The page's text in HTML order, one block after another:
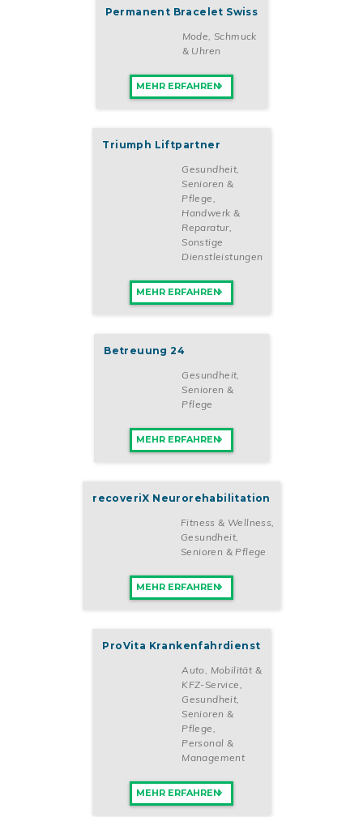
Permanent Bracelet Swiss
Mode, Schmuck
& Uhren
MEHR ERFAHREN
Triumph Liftpartner
Gesundheit,
Senioren &
Pflege
Handwerk &
Reparatur,
Sonstige
Dienstleistungen
MEHR ERFAHREN
Betreuung 24
Gesundheit,
Senioren &
Pflege
MEHR ERFAHREN
recoveriX Neurorehabilitation
Fitness & Wellness
Gesundheit,
Senioren & Pflege
MEHR ERFAHREN
ProVita Krankenfahrdienst
Auto, Mobilität &
KFZ-Service
Gesundheit,
Senioren &
Pflege
Personal &
Management
MEHR ERFAHREN